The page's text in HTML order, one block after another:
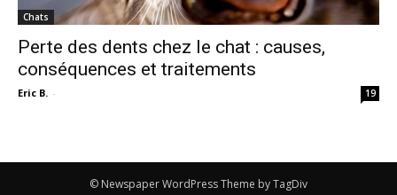
Chats
Perte des dents chez le chat : causes,
conséquences et traitements
Eric B. - 19
© Newspaper WordPress Theme by TagDiv